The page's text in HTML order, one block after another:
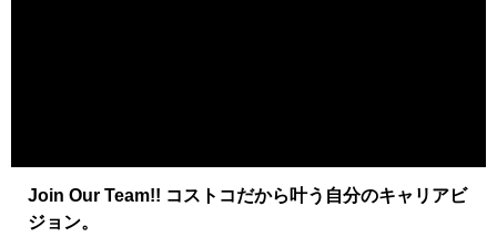
Join Our Team!! コストコだから叶う自分のキャリアビ
ジョン。